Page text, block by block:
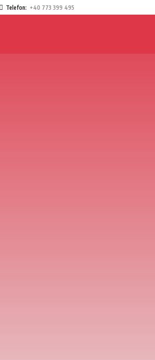
Telefon: +40 773 399 495